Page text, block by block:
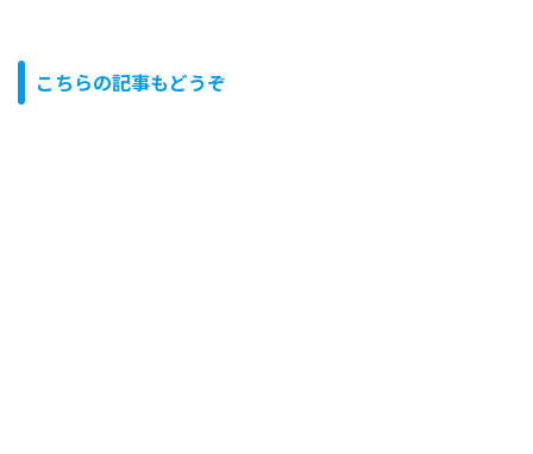
こちらの記事もどうぞ